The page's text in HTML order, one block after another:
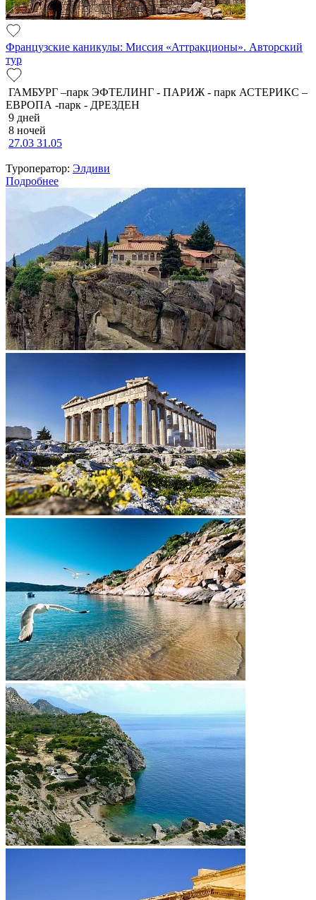
Французские каникулы: Миссия «Аттракционы». Авторский
тур
ГАМБУРГ –парк ЭФТЕЛИНГ - ПАРИЖ - парк АСТЕРИКС –
ЕВРОПА -парк - ДРЕЗДЕН
9 дней
8 ночей
27.03 31.05
Туроператор: Элдиви
Подробнее